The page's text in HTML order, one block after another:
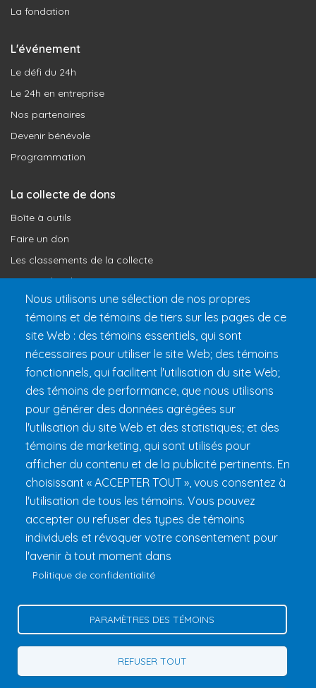
La fondation
L'événement
Le défi du 24h
Le 24h en entreprise
Nos partenaires
Devenir bénévole
Programmation
La collecte de dons
Boîte à outils
Faire un don
Les classements de la collecte
Où vont les dons
Le programme de reconnaissance
Préparer son 24h
Informations pratiques
FAQ et règlements
Fondation 24h Tremblant 1000 chemin des Voyageurs, Mont-
Tremblant (Québec) Canada J8E 1T1
7484
Politique de confidentialité
Gérer les témoins
© 2026 Fondation 24h Tremblant Tous droits réservés
Nous utilisons une sélection de nos propres
témoins et de témoins de tiers sur les pages de ce
site Web : des témoins essentiels, qui sont
nécessaires pour utiliser le site Web; des témoins
fonctionnels, qui facilitent l'utilisation du site Web;
des témoins de performance, que nous utilisons
pour générer des données agrégées sur
l'utilisation du site Web et des statistiques; et des
témoins de marketing, qui sont utilisés pour
afficher du contenu et de la publicité pertinents. En
choisissant « ACCEPTER TOUT », vous consentez à
l'utilisation de tous les témoins. Vous pouvez
accepter ou refuser des types de témoins
individuels et révoquer votre consentement pour
l'avenir à tout moment dans
Politique de confidentialité
PARAMÈTRES DES TÉMOINS
REFUSER TOUT